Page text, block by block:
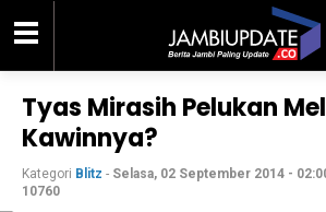
Tyas Mirasih Pelukan
Kawinnya?
Kategori Blitz - Selasa, 02 September 2014 -
10760